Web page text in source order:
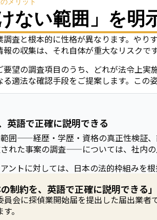
ない範囲」を
査と根本的に性格が異なります。や
の収集は、それ自体が重大なリスクです
望の調査項目のうち、どれが法令上
適法な確認手段をご提案します。この
英語で正確に説明できる
囲——経歴・学歴・資格の真正性検証
れた事案の調査——については、社内の
ントに対しては、日本の法的枠組みを
制約を、英語で正確に説明できる
員会に探偵業開始届を提出した届出業
。